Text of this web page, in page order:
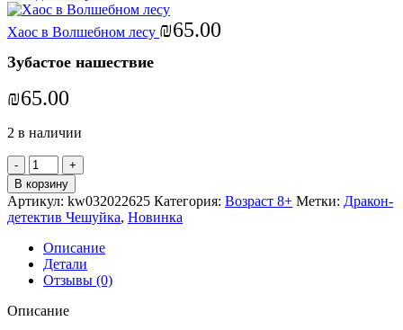
Хаос в Волшебном лесу ₪65.00
Зубастое нашествие
₪65.00
2 в наличии
В корзину
Артикул: kw032022625 Категория: Возраст 8+ Метки: Дракон-
детектив Чешуйка, Новинка
Описание
Детали
Отзывы (0)
Описание